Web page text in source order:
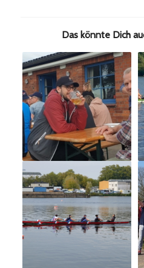
Das könnte Dich